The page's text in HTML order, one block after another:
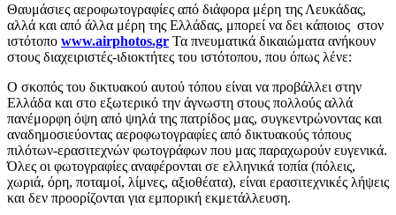
Θαυμάσιες αεροφωτογραφίες από διάφορα μέρη της Λευκάδας,
αλλά και από άλλα μέρη της Ελλάδας, μπορεί να δει κάποιος στον
ιστότοπο www.airphotos.gr Τα πνευματικά δικαιώματα ανήκουν
στους διαχειριστές-ιδιοκτήτες του ιστότοπου, που όπως λένε:
Ο σκοπός του δικτυακού αυτού τόπου είναι να προβάλλει στην
Ελλάδα και στο εξωτερικό την άγνωστη στους πολλούς αλλά
πανέμορφη όψη από ψηλά της πατρίδος μας, συγκεντρώνοντας και
αναδημοσιεύοντας αεροφωτογραφίες από δικτυακούς τόπους
πιλότων-ερασιτεχνών φωτογράφων που μας παραχωρούν ευγενικά.
Όλες οι φωτογραφίες αναφέρονται σε ελληνικά τοπία (πόλεις,
χωριά, όρη, ποταμοί, λίμνες, αξιοθέατα), είναι ερασιτεχνικές λήψεις
και δεν προορίζονται για εμπορική εκμετάλλευση.